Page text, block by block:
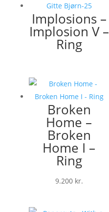
Implosions –
Implosion V –
Ring
Broken
Home –
Broken
Home I –
Ring
9.200 kr.